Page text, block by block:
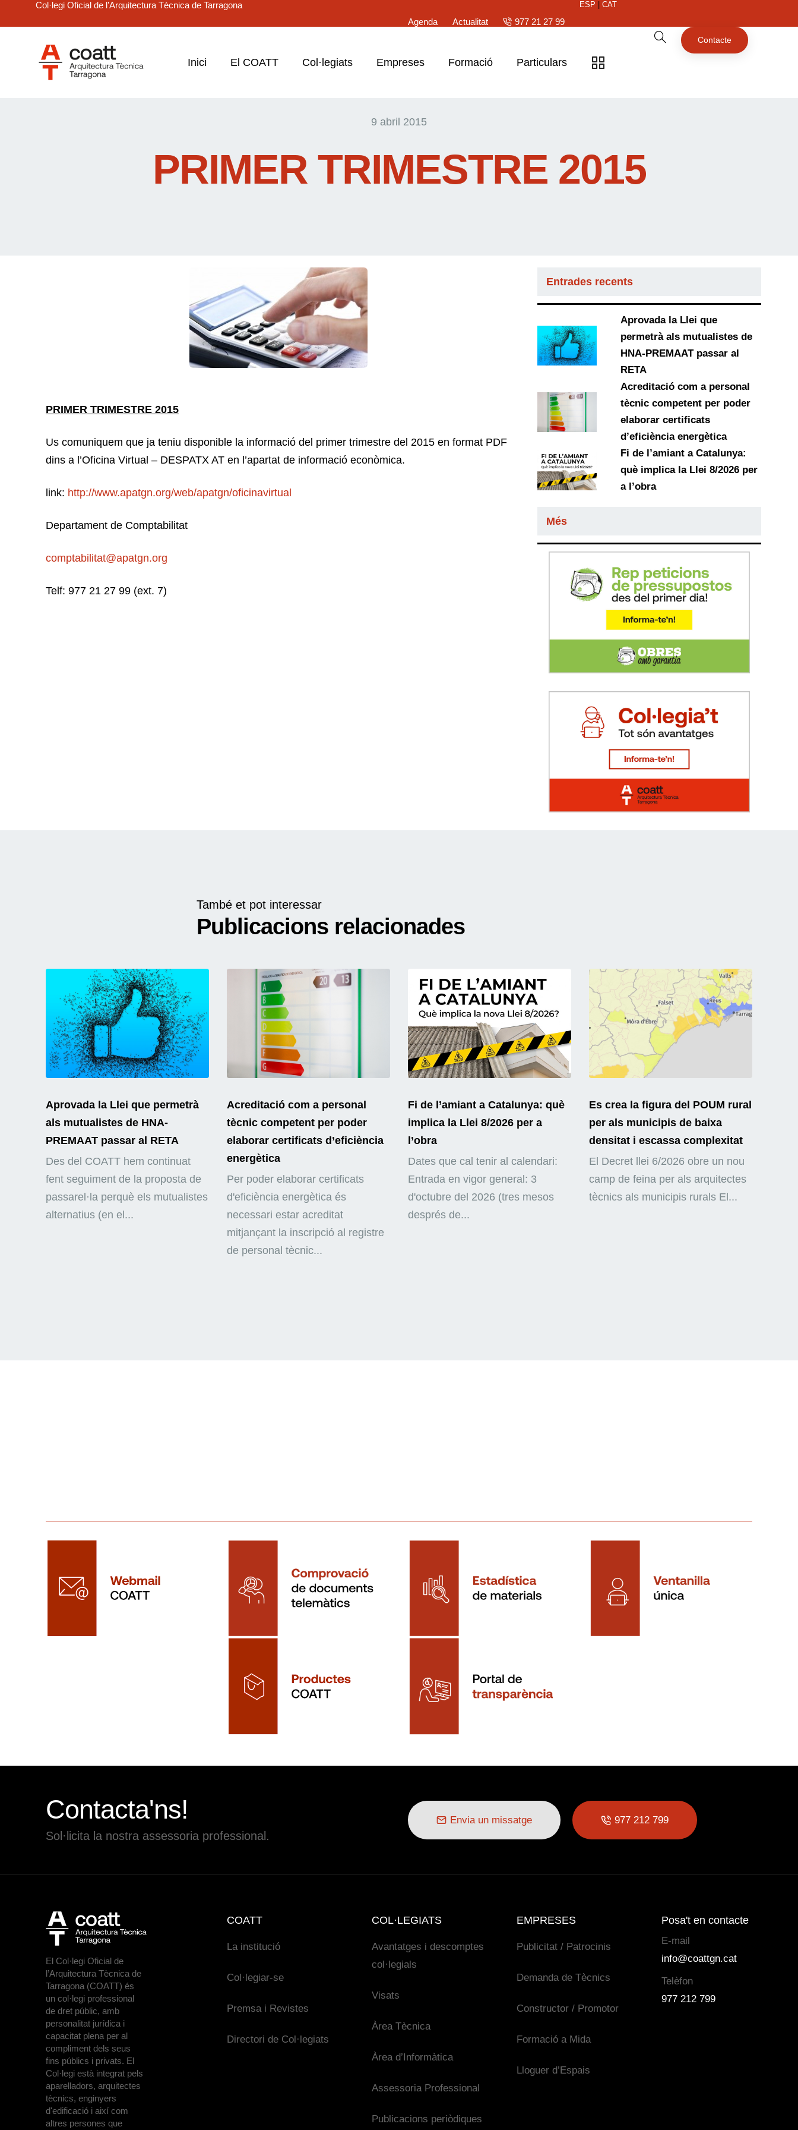
Col·legi Oficial de l’Arquitectura Tècnica de Tarragona
Agenda
Actualitat 977 21 27 99
ESP CAT
Inici El COATT Col·legiats Empreses Formació Particulars
Contacte
9 abril 2015
PRIMER TRIMESTRE 2015
PRIMER TRIMESTRE 2015
Us comuniquem que ja teniu disponible la informació del primer trimestre del 2015 en format PDF
dins a l’Oficina Virtual – DESPATX AT en l’apartat de informació econòmica.
link: http://www.apatgn.org/web/apatgn/oficinavirtual
Departament de Comptabilitat
comptabilitat@apatgn.org
Telf: 977 21 27 99 (ext. 7)
Entrades recents
Aprovada la Llei que
permetrà als mutualistes de
HNA-PREMAAT passar al
RETA
Acreditació com a personal
tècnic competent per poder
elaborar certificats
d’eficiència energètica
Fi de l’amiant a Catalunya:
què implica la Llei 8/2026 per
a l’obra
Més
També et pot interessar
Publicacions relacionades
Aprovada la Llei que permetrà
als mutualistes de HNA-
PREMAAT passar al RETA
Des del COATT hem continuat
fent seguiment de la proposta de
passarel·la perquè els mutualistes
alternatius (en el...
Acreditació com a personal
tècnic competent per poder
elaborar certificats d’eficiència
energètica
Per poder elaborar certificats
d'eficiència energètica és
necessari estar acreditat
mitjançant la inscripció al registre
de personal tècnic...
Fi de l’amiant a Catalunya: què
implica la Llei 8/2026 per a
l’obra
Dates que cal tenir al calendari:
Entrada en vigor general: 3
d'octubre del 2026 (tres mesos
després de...
Es crea la figura del POUM rural
per als municipis de baixa
densitat i escassa complexitat
El Decret llei 6/2026 obre un nou
camp de feina per als arquitectes
tècnics als municipis rurals El...
Contacta'ns!
Sol·licita la nostra assessoria professional.
Envia un missatge 977 212 799
El Col·legi Oficial de
l’Arquitectura Tècnica de
Tarragona (COATT) és
un col·legi professional
de dret públic, amb
personalitat jurídica i
capacitat plena per al
compliment dels seus
fins públics i privats. El
Col·legi està integrat pels
aparelladors, arquitectes
tècnics, enginyers
d'edificació i així com
altres persones que
COATT
La institució
Col·legiar-se
Premsa i Revistes
Directori de Col·legiats
COL·LEGIATS
Avantatges i descomptes
col·legials
Visats
Àrea Tècnica
Àrea d’Informàtica
Assessoria Professional
Publicacions periòdiques
EMPRESES
Publicitat / Patrocinis
Demanda de Tècnics
Constructor / Promotor
Formació a Mida
Lloguer d’Espais
Posa't en contacte
E-mail
info@coattgn.cat
Telèfon
977 212 799